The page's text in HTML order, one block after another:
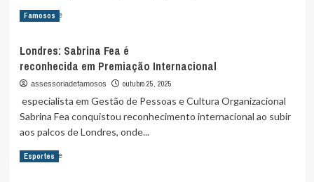
os
após
aniversário
de
Maria
Flor
Read MoreRead
Marina
Dias
supera
e
leva
ouro
etapa
Famosos
Londres: Sabrina Fea é
reconhecida em Premiação Internacional
assessoriadefamosos outubro 25, 2025
especialista em Gestão de Pessoas e Cultura Organizacional
Sabrina Fea conquistou reconhecimento internacional ao subir
aos palcos de Londres, onde...
Read MoreRead
Esportes